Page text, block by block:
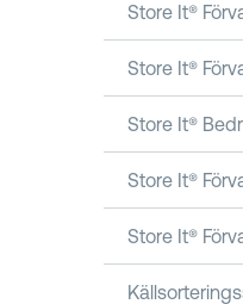
Store It®
Store It®
Store It®
Store It®
Store It®